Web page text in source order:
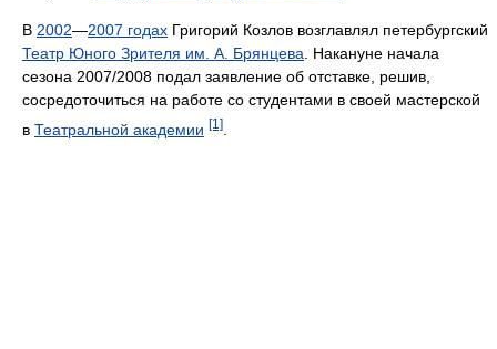
В 2002—2007 годах Григорий Козлов возглавлял петербургский
Театр Юного Зрителя им. А. Брянцева . Накануне начала
сезона 2007/2008 подал заявление об отставке, решив,
сосредоточиться на работе со студентами в своей мастерской
в Театральной академии [1]